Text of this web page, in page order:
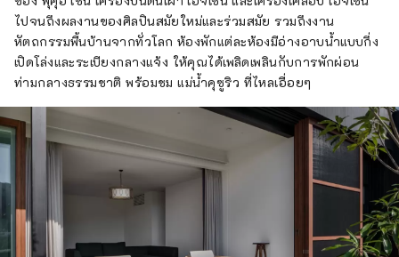
ไปจนถึงผลงานของศิลปินสมัยใหม่และร่วมสมัย รวมถึงงาน
หัตถกรรมพื้นบ้านจากทั่วโลก ห้องพักแต่ละห้องมีอ่างอาบน้ำแบบกึ่ง
เปิดโล่งและระเบียงกลางแจ้ง ให้คุณได้เพลิดเพลินกับการพักผ่อน
ท่ามกลางธรรมชาติ พร้อมชม แม่น้ำคุซูริว ที่ไหลเอื่อยๆ